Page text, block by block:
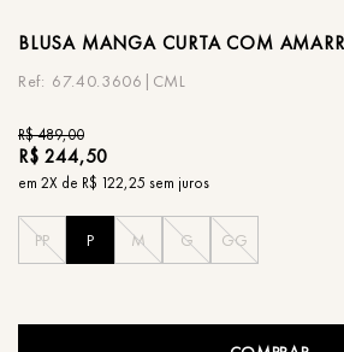
BLUSA MANGA CURTA COM
67.40.3606|CML
R$489,00
R$ 244,50
em 2X de R$ 122,25 sem juros
PP P M G GG